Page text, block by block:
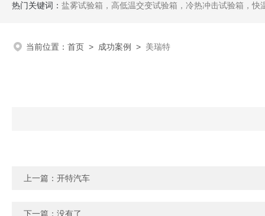
热门关键词： 盐雾试验箱，高低温交变试验箱，冷热冲击试验箱，快
当前位置： 首页 > 成功案例 > 美瑞特
上一篇： 开特汽车
下一篇：没有了